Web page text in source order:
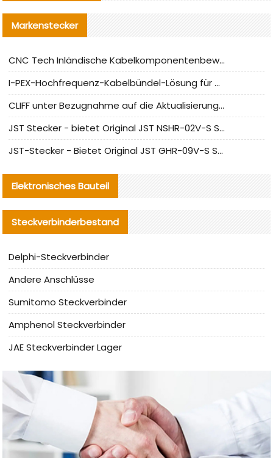
Markenstecker
CNC Tech Inländische Kabelkomponentenbewertung und Massenproduktionsanpassungsanleitung
I-PEX-Hochfrequenz-Kabelbündel-Lösung für die heimische Produktion analysiert
CLIFF unter Bezugnahme auf die Aktualisierung der chinesischen Stecker-Testnormen
JST Stecker - bietet Original JST NSHR-02V-S Stecker und Ersatzteile an
JST-Stecker - Bietet Original JST GHR-09V-S Stecker und Ersatzteile an
Elektronisches Bauteil
Steckverbinderbestand
Delphi-Steckverbinder
Andere Anschlüsse
Sumitomo Steckverbinder
Amphenol Steckverbinder
JAE Steckverbinder Lager